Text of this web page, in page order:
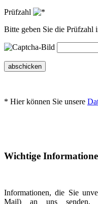
Prüfzahl
Bitte geben Sie die Prüfzahl
abschicken
* Hier können Sie unsere
Wichtige
Informationen, die Sie
Mail) an uns senden,